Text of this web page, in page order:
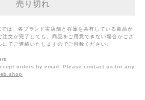
は、各ブランド実店舗と在庫を共有している商品が
文が完了しても、商品をご用意できない場合がござ
てご連絡いたしますのでご容赦ください。
orders by email. Please contact us for any